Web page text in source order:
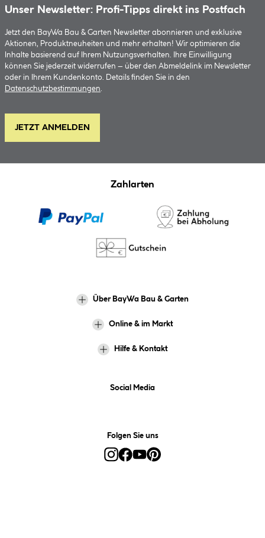
Unser Newsletter: Profi-Tipps direkt ins Postfach
Jetzt den BayWa Bau & Garten Newsletter abonnieren und exklusive
Aktionen, Produktneuheiten und mehr erhalten! Wir optimieren die
Inhalte basierend auf Ihrem Nutzungsverhalten. Ihre Einwilligung
können Sie jederzeit widerrufen – über den Abmeldelink im Newsletter
oder in Ihrem Kundenkonto. Details finden Sie in den
Datenschutzbestimmungen.
JETZT ANMELDEN
Zahlarten
Über BayWa Bau & Garten
Online & im Markt
Hilfe & Kontakt
Social Media
Folgen Sie uns